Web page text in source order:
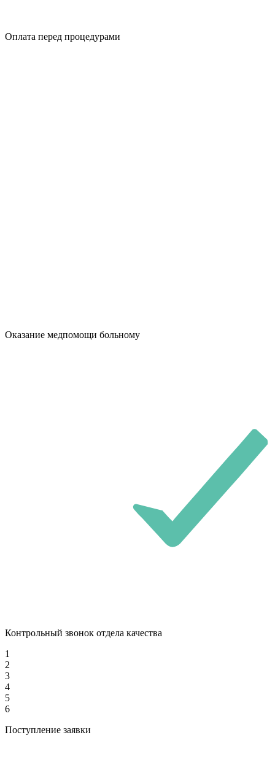
Оплата перед процедурами
Оказание медпомощи больному
Контрольный звонок отдела качества
1
2
3
4
5
6
Поступление заявки